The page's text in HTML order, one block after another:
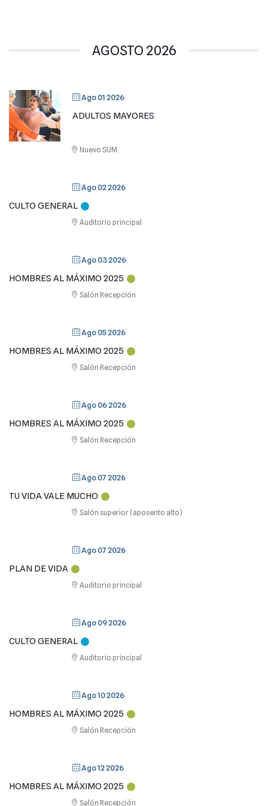
AGOSTO 2026
Ago 01 2026
ADULTOS MAYORES
Nuevo SUM
Ago 02 2026
CULTO GENERAL
Auditorio principal
Ago 03 2026
HOMBRES AL MÁXIMO 2025
Salón Recepción
Ago 05 2026
HOMBRES AL MÁXIMO 2025
Salón Recepción
Ago 06 2026
HOMBRES AL MÁXIMO 2025
Salón Recepción
Ago 07 2026
TU VIDA VALE MUCHO
Salón superior (aposento alto)
Ago 07 2026
PLAN DE VIDA
Auditorio principal
Ago 09 2026
CULTO GENERAL
Auditorio principal
Ago 10 2026
HOMBRES AL MÁXIMO 2025
Salón Recepción
Ago 12 2026
HOMBRES AL MÁXIMO 2025
Salón Recepción